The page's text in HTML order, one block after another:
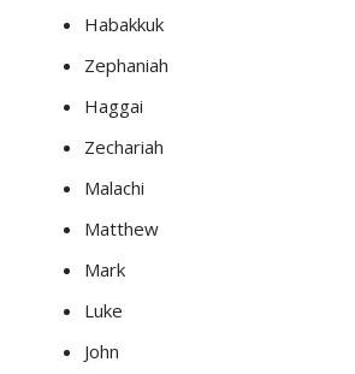
Habakkuk
Zephaniah
Haggai
Zechariah
Malachi
Matthew
Mark
Luke
John